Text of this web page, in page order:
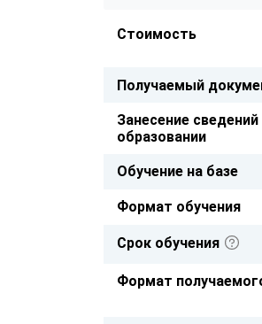
Стоимость
Получаемый
Занесение
образовании
Обучение на базе
Формат обучения
Срок обучения
Формат